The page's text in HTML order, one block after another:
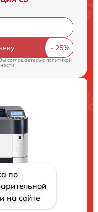
соглашаетесь cполитикой
по
на сайте